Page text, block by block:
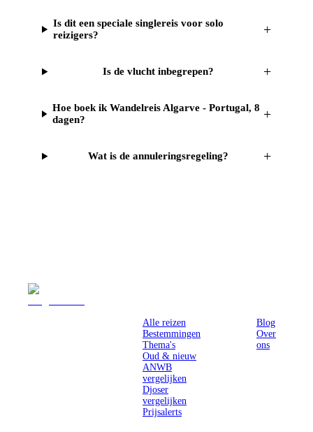
Is dit een speciale singlereis voor solo
reizigers?
+
Is de vlucht inbegrepen? +
Hoe boek ik Wandelreis Algarve - Portugal, 8
dagen?
+
Wat is de annuleringsregeling? +
Alle reizen
Bestemmingen
Thema's
Oud & nieuw
ANWB
vergelijken
Djoser
vergelijken
Prijsalerts
Blog
Over
ons